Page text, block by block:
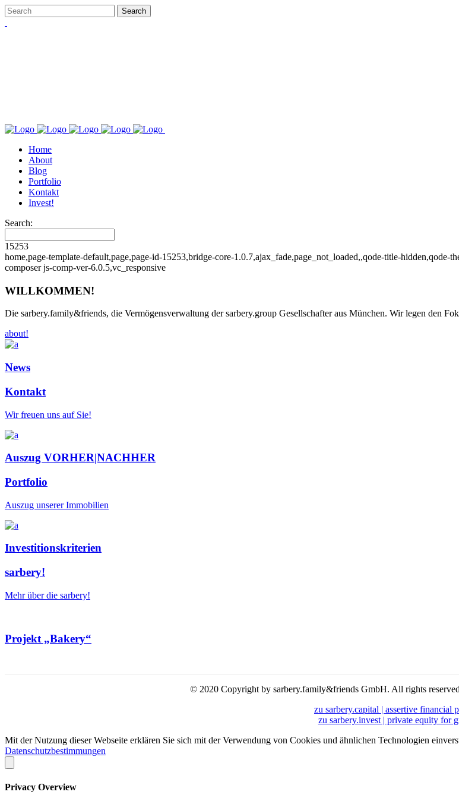
Home
About
Blog
Portfolio
Kontakt
Invest!
Search:
15253
home,page-template-default,page,page-id-15253,bridge-core-1.0.7,ajax_fade,page_not_loaded,,qode-title-
composer js-comp-ver-6.0.5,vc_responsive
WILLKOMMEN!
Die sarbery.family&friends, die Vermögensverwaltung der sarbery.group Gesellschafter aus München. Wir legen den
about!
News
Kontakt
Wir freuen uns auf Sie!
Auszug VORHER|NACHHER
Portfolio
Auszug unserer Immobilien
Investitionskriterien
sarbery!
Mehr über die sarbery!
Projekt „Bakery“
© 2020 Copyright by sarbery.family&friends GmbH. All rights
zu sarbery.capital | assertive financial
zu sarbery.invest | private equity for
Mit der Nutzung dieser Webseite erklären Sie sich mit der Verwendung von Cookies und ähnlichen Technologien
Datenschutzbestimmungen
Privacy Overview